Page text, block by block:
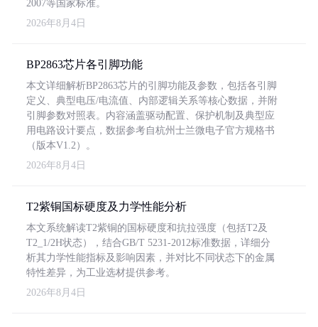
2007等国家标准。
2026年8月4日
BP2863芯片各引脚功能
本文详细解析BP2863芯片的引脚功能及参数，包括各引脚
定义、典型电压/电流值、内部逻辑关系等核心数据，并附
引脚参数对照表。内容涵盖驱动配置、保护机制及典型应
用电路设计要点，数据参考自杭州士兰微电子官方规格书
（版本V1.2）。
2026年8月4日
T2紫铜国标硬度及力学性能分析
本文系统解读T2紫铜的国标硬度和抗拉强度（包括T2及
T2_1/2H状态），结合GB/T 5231-2012标准数据，详细分
析其力学性能指标及影响因素，并对比不同状态下的金属
特性差异，为工业选材提供参考。
2026年8月4日